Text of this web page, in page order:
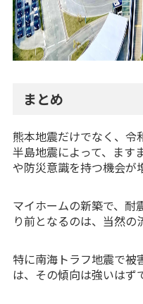
まとめ
熊本地震だけでなく、令
半島地震によって、ます
や防災意識を持つ機会が
マイホームの新築で、耐
り前となるのは、当然の
特に南海トラフ地震で被
は、その傾向は強いはず